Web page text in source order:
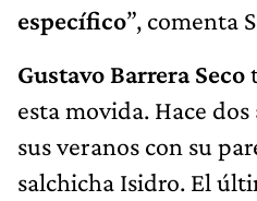
específico”, comenta
Gustavo Barrera Seco
esta movida. Hace
sus veranos con su
salchicha Isidro. El